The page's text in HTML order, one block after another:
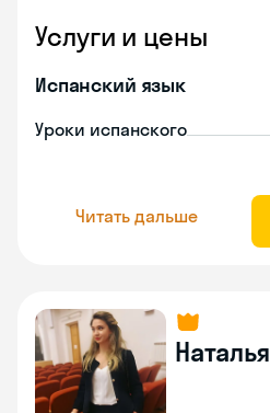
Услуги и цены
Испанский язык
Уроки испанского
Читать дальше
Наталья